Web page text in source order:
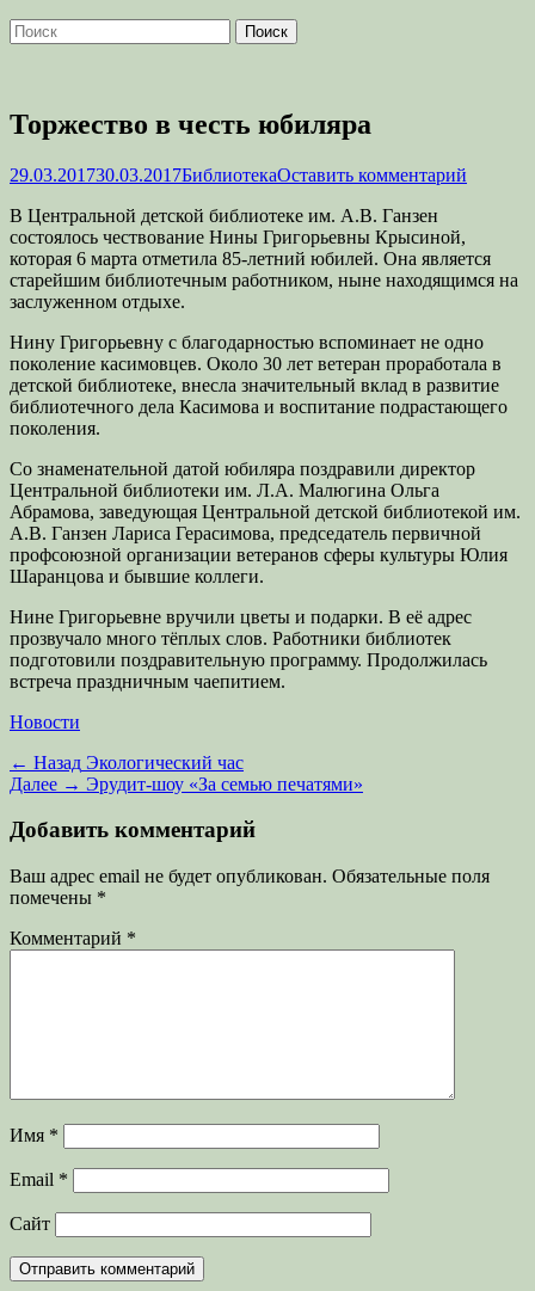
Поиск
Найти:
Торжество в честь юбиляра
Опубликовано
29.03.201730.03.2017Автор
БиблиотекаОставить комментарий
В Центральной детской библиотеке им. А.В. Ганзен
состоялось чествование Нины Григорьевны Крысиной,
которая 6 марта отметила 85-летний юбилей. Она является
старейшим библиотечным работником, ныне находящимся на
заслуженном отдыхе.
Нину Григорьевну с благодарностью вспоминает не одно
поколение касимовцев. Около 30 лет ветеран проработала в
детской библиотеке, внесла значительный вклад в развитие
библиотечного дела Касимова и воспитание подрастающего
поколения.
Со знаменательной датой юбиляра поздравили директор
Центральной библиотеки им. Л.А. Малюгина Ольга
Абрамова, заведующая Центральной детской библиотекой им.
А.В. Ганзен Лариса Герасимова, председатель первичной
профсоюзной организации ветеранов сферы культуры Юлия
Шаранцова и бывшие коллеги.
Нине Григорьевне вручили цветы и подарки. В её адрес
прозвучало много тёплых слов. Работники библиотек
подготовили поздравительную программу. Продолжилась
встреча праздничным чаепитием.
Категории
Новости
Навигация
по
записям
← Назад Предыдущая
запись:
Экологический час
Далее → Следующая
Эрудит-шоу «За семью печатями»
Добавить комментарий
Ваш адрес email не будет опубликован. Обязательные поля
помечены *
Комментарий *
Имя *
Email *
Сайт